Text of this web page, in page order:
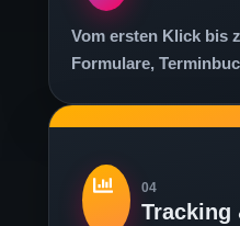
Vom ersten Klick bis
Formulare,
04
Tracking